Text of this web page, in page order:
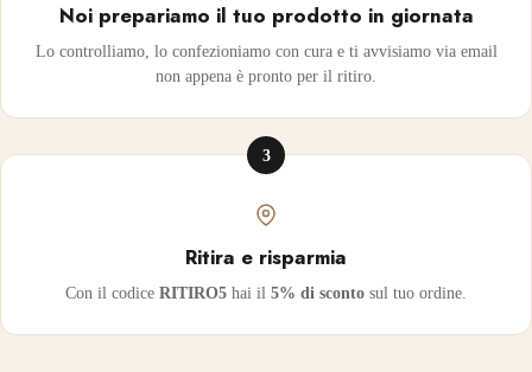
Noi prepariamo il tuo prodotto in giornata
Lo controlliamo, lo confezioniamo con cura e ti avvisiamo via email
non appena è pronto per il ritiro.
3
Ritira e risparmia
Con il codice RITIRO5 hai il 5% di sconto sul tuo ordine.